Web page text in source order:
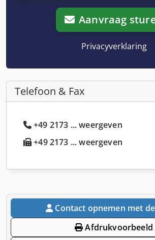
Aanvraag
Privacyverklaring
Telefoon & Fax
+49 2173 ... weergeven
+49 2173 ... weergeven
Contact opnemen met
Afdrukvoorbeeld